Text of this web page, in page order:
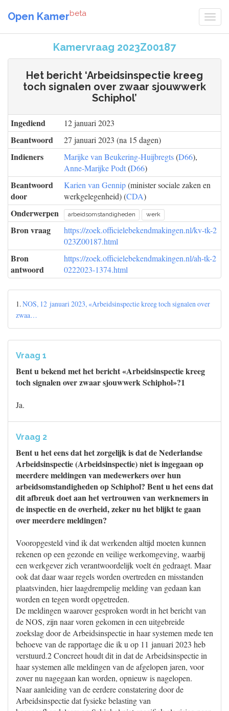
Open Kamerbeta
Kamervraag 2023Z00187
Het bericht ‘Arbeidsinspectie kreeg
toch signalen over zwaar sjouwwerk
Schiphol’
Ingediend 12 januari 2023
Beantwoord 27 januari 2023 (na 15 dagen)
Indieners Marijke van Beukering-Huijbregts(D66),
Anne-Marijke Podt(D66)
Beantwoord
door
Karien van Gennip(minister sociale zaken en
werkgelegenheid) (CDA)
Onderwerpen arbeidsomstandigheden werk
Bron vraag
https://zoek.officielebekendmakingen.nl/kv-tk-2
023Z00187.html
Bron
antwoord
https://zoek.officielebekendmakingen.nl/ah-tk-2
0222023-1374.html
1.NOS, 12 januari 2023, «Arbeidsinspectie kreeg toch signalen over
zwaa…
Vraag 1
Bent u bekend met het bericht «Arbeidsinspectie kreeg
toch signalen over zwaar sjouwwerk Schiphol»?1
Ja.
Vraag 2
Bent u het eens dat het zorgelijk is dat de Nederlandse
Arbeidsinspectie (Arbeidsinspectie) niet is ingegaan op
meerdere meldingen van medewerkers over hun
arbeidsomstandigheden op Schiphol? Bent u het eens dat
dit afbreuk doet aan het vertrouwen van werknemers in
de inspectie en de overheid, zeker nu het blijkt te gaan
over meerdere meldingen?
Vooropgesteld vind ik dat werkenden altijd moeten kunnen
rekenen op een gezonde en veilige werkomgeving, waarbij
een werkgever zich verantwoordelijk voelt én gedraagt. Maar
ook dat daar waar regels worden overtreden en misstanden
plaatsvinden, hier laagdrempelig melding van gedaan kan
worden en tegen wordt opgetreden.
De meldingen waarover gesproken wordt in het bericht van
de NOS, zijn naar voren gekomen in een uitgebreide
zoekslag door de Arbeidsinspectie in haar systemen mede ten
behoeve van de rapportage die ik u op 11 januari 2023 heb
verstuurd.2 Concreet houdt dit in dat de Arbeidsinspectie in
haar systemen alle meldingen van de afgelopen jaren, voor
zover nu nagegaan kan worden, opnieuw is nagelopen.
Naar aanleiding van de eerdere constatering door de
Arbeidsinspectie dat fysieke belasting van